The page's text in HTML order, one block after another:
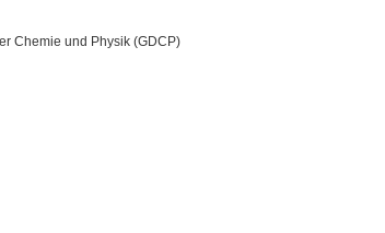
Chemie und Physik (GDCP)